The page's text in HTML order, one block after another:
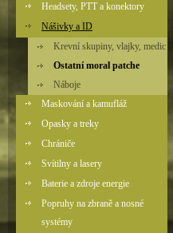
Headsety, PTT a konektory
Nášivky a ID
Krevní skupiny, vlajky, medic
Ostatní moral patche
Náboje
Maskování a kamufláž
Opasky a treky
Chrániče
Svítilny a lasery
Baterie a zdroje energie
Popruhy na zbraně a nosné
systémy